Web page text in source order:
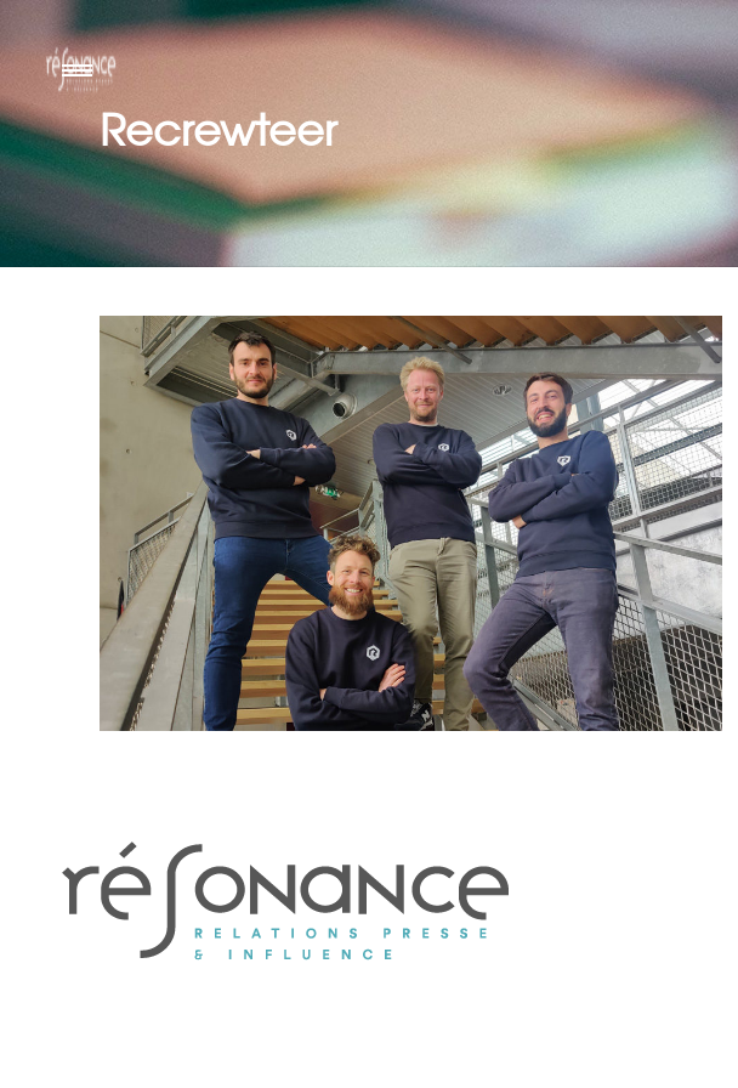
Recrewteer